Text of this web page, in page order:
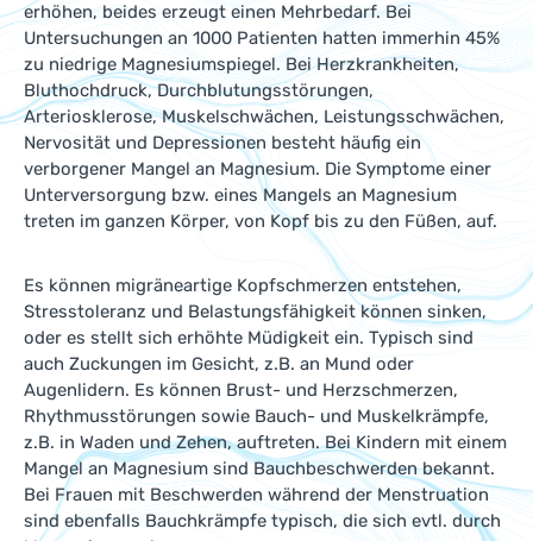
erhöhen, beides erzeugt einen Mehrbedarf. Bei
Untersuchungen an 1000 Patienten hatten immerhin 45%
zu niedrige Magnesiumspiegel. Bei Herzkrankheiten,
Bluthochdruck, Durchblutungsstörungen,
Arteriosklerose, Muskelschwächen, Leistungsschwächen,
Nervosität und Depressionen besteht häufig ein
verborgener Mangel an Magnesium. Die Symptome einer
Unterversorgung bzw. eines Mangels an Magnesium
treten im ganzen Körper, von Kopf bis zu den Füßen, auf.
Es können migräneartige Kopfschmerzen entstehen,
Stresstoleranz und Belastungsfähigkeit können sinken,
oder es stellt sich erhöhte Müdigkeit ein. Typisch sind
auch Zuckungen im Gesicht, z.B. an Mund oder
Augenlidern. Es können Brust- und Herzschmerzen,
Rhythmusstörungen sowie Bauch- und Muskelkrämpfe,
z.B. in Waden und Zehen, auftreten. Bei Kindern mit einem
Mangel an Magnesium sind Bauchbeschwerden bekannt.
Bei Frauen mit Beschwerden während der Menstruation
sind ebenfalls Bauchkrämpfe typisch, die sich evtl. durch